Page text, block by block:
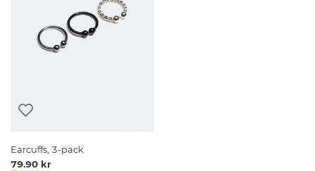
Earcuffs, 3-pack
79.90 kr